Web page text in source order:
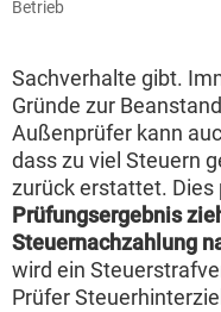
Betrieb
Sachverhalte gibt.
Gründe zur
Außenprüfer kann
dass zu viel Steuern
zurück erstattet. Dies
Prüfungsergebnis
Steuernachzahlung
wird ein
Prüfer